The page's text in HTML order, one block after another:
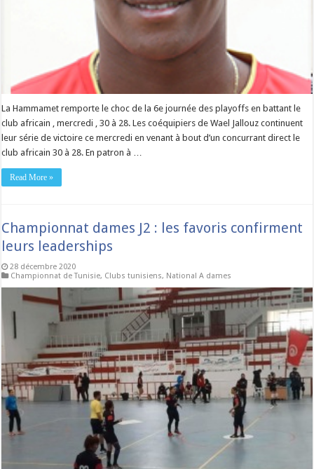
La Hammamet remporte le choc de la 6e journée des playoffs en battant le
club africain , mercredi , 30 à 28. Les coéquipiers de Wael Jallouz continuent
leur série de victoire ce mercredi en venant à bout d’un concurrant direct le
club africain 30 à 28. En patron à …
Read More »
Championnat dames J2 : les favoris confirment
leurs leaderships
28 décembre 2020
Championnat de Tunisie, Clubs tunisiens, National A dames